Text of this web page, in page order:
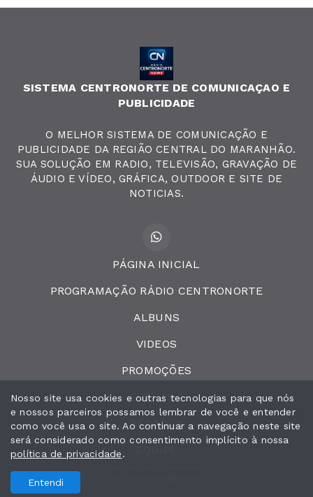
SISTEMA CENTRONORTE DE COMUNICAÇAO E
PUBLICIDADE
O MELHOR SISTEMA DE COMUNICAÇÃO E
PUBLICIDADE DA REGIÃO CENTRAL DO MARANHÃO.
SUA SOLUÇÃO EM RADIO, TELEVISÃO, GRAVAÇÃO DE
ÁUDIO E VÍDEO, GRÁFICA, OUTDOOR E SITE DE
NOTICIAS.
PÁGINA INICIAL
PROGRAMAÇÃO RÁDIO CENTRONORTE
ALBUNS
VIDEOS
PROMOÇÕES
EVENTOS
RECADOS
Nosso site usa cookies e outras tecnologias para que nós
e nossos parceiros possamos lembrar de você e entender
como você usa o site. Ao continuar a navegação neste site
será considerado como consentimento implícito à nossa
política de privacidade.
Entendi